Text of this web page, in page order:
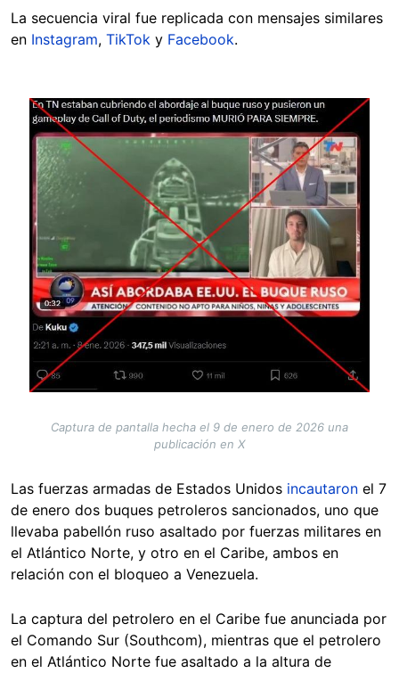
La secuencia viral fue replicada con mensajes similares
en Instagram, TikTok y Facebook.
Image
Captura de pantalla hecha el 9 de enero de 2026 una
publicación en X
Las fuerzas armadas de Estados Unidos incautaron el 7
de enero dos buques petroleros sancionados, uno que
llevaba pabellón ruso asaltado por fuerzas militares en
el Atlántico Norte, y otro en el Caribe, ambos en
relación con el bloqueo a Venezuela.
La captura del petrolero en el Caribe fue anunciada por
el Comando Sur (Southcom), mientras que el petrolero
en el Atlántico Norte fue asaltado a la altura de